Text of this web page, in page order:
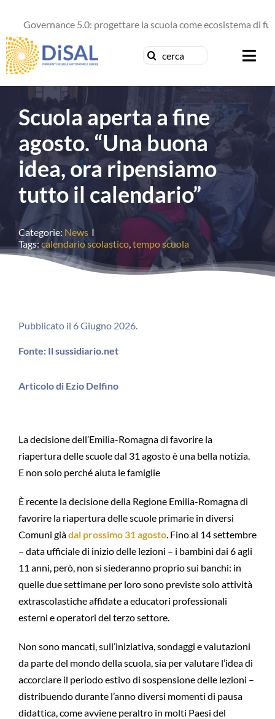
contenuto
Governance 5.0: progettare la scuola come ecosistema di futuro
Cerca
Chi siamo
Formazione
Concorsi
Pubblicazioni
Scuola aperta a fine
agosto. “Una buona
idea, ora ripensiamo
tutto il calendario”
Categorie: News I
Tags:calendario scolastico,tempo scuola
Pubblicato il 6 Giugno 2026.
Fonte: Il sussidiario.net
Articolo di Ezio Delfino
La decisione dell’Emilia-Romagna di favorire la
riapertura delle scuole dal 31 agosto è una bella notizia.
E non solo perché aiuta le famiglie
È recente la decisione della Regione Emilia-Romagna di
favorire la riapertura delle scuole primarie in diversi
Comuni giàdal prossimo 31 agosto. Fino al 14 settembre
– data ufficiale di inizio delle lezioni – i bambini dai 6 agli
11 anni, però, non si siederanno proprio sui banchi: in
quelle due settimane per loro sono previste solo attività
extrascolastiche affidate a educatori professionali
esterni e operatori del terzo settore.
Non sono mancati, sull’iniziativa, sondaggi e valutazioni
da parte del mondo della scuola, sia per valutare l’idea di
accorciare il periodo estivo di sospensione delle lezioni –
distribuendo durante l’anno diversi momenti di pausa
didattica, come avviene peraltro in molti Paesi del